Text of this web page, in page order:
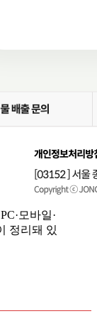
모바일·
정리돼 있